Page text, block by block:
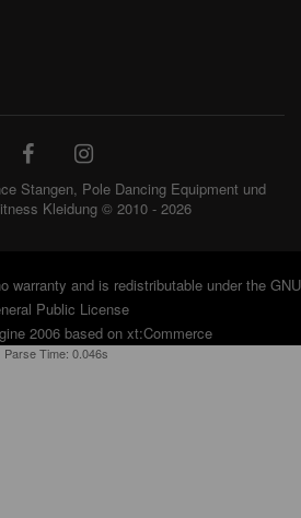
Stangen, Pole Dancing Equipment und
Kleidung © 2010 - 2026
warranty and is redistributable under the GNU
Public License
2006 based on xt:Commerce
Parse Time: 0.046s